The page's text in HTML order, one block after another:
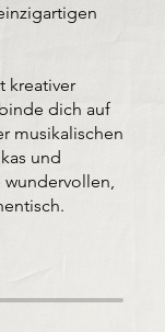
kreativer
dich auf
musikalischen
und